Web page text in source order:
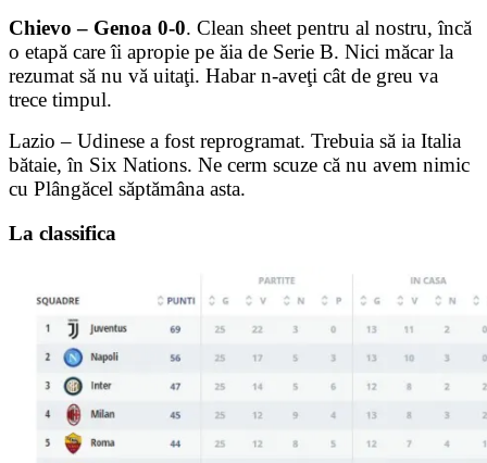
Chievo – Genoa 0-0. Clean sheet pentru al nostru, încă
o etapă care îi apropie pe ăia de Serie B. Nici măcar la
rezumat să nu vă uitaţi. Habar n-aveţi cât de greu va
trece timpul.
Lazio – Udinese a fost reprogramat. Trebuia să ia Italia
bătaie, în Six Nations. Ne cerm scuze că nu avem nimic
cu Plângăcel săptămâna asta.
La classifica